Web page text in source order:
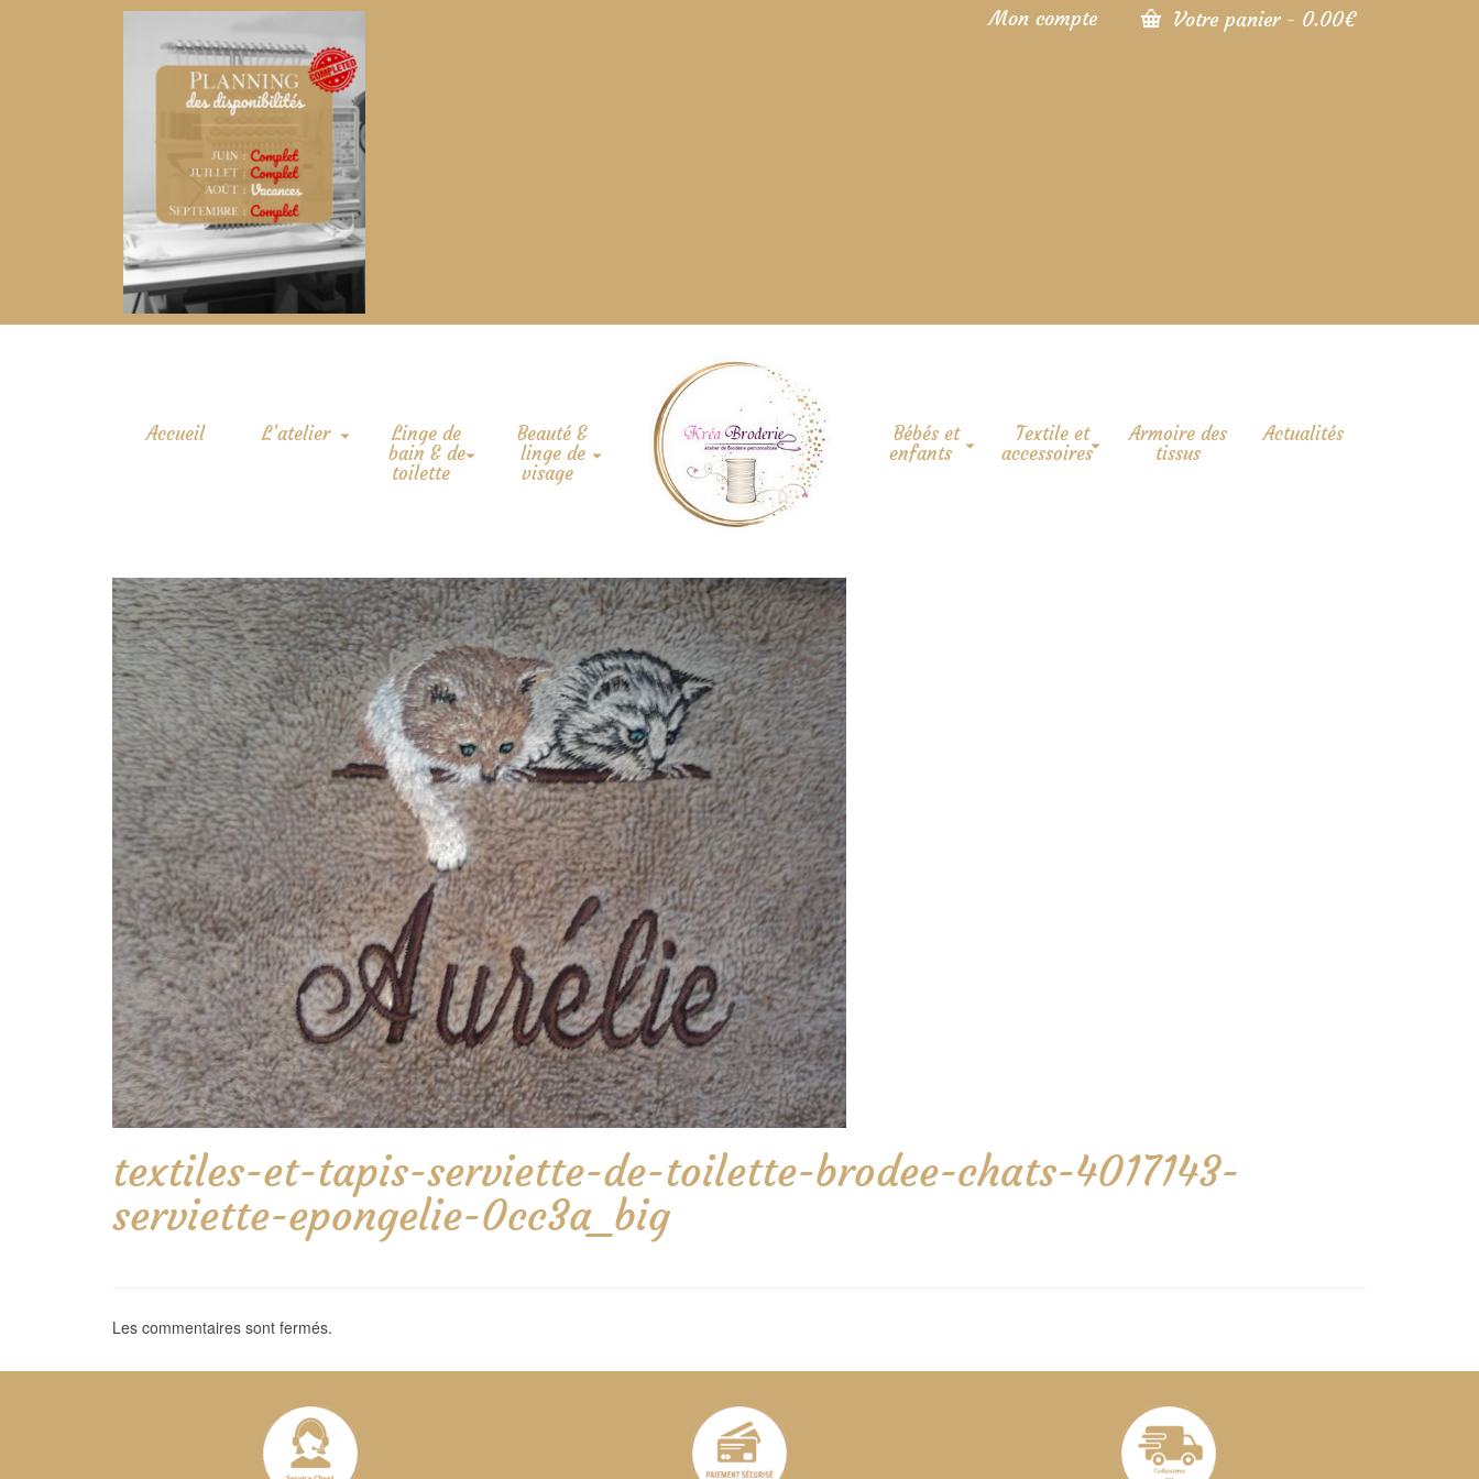
Mon compte Votre panier - 0.00€
Accueil L’atelier
Linge de
bain & de
toilette
Beauté &
linge de
visage
Bébés et
enfants
Textile et
accessoires
Armoire des
tissus
Actualités
textiles-et-tapis-serviette-de-toilette-brodee-chats-4017143-
serviette-epongelie-0cc3a_big
Les commentaires sont fermés.